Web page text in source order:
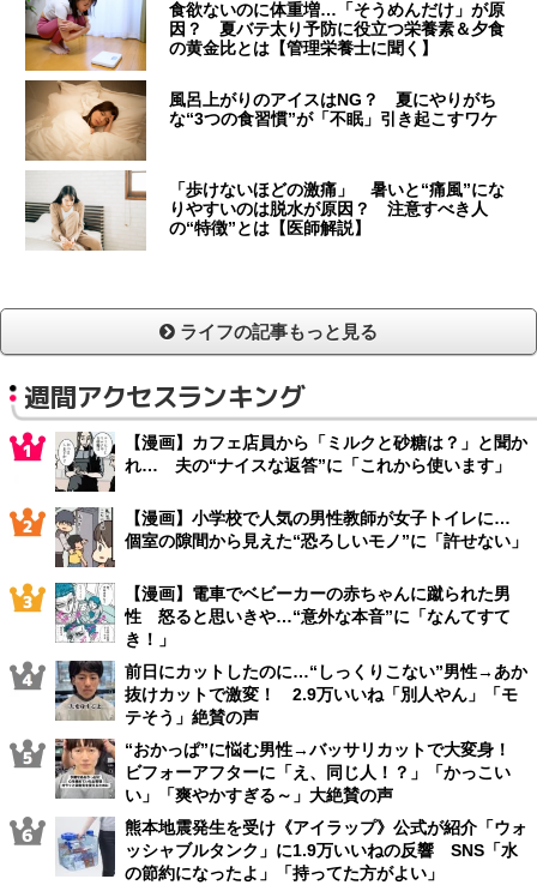
食欲ないのに体重増…「そうめんだけ」が原
因？ 夏バテ太り予防に役立つ栄養素＆夕食
の黄金比とは【管理栄養士に聞く】
風呂上がりのアイスはNG？ 夏にやりがち
な“3つの食習慣”が「不眠」引き起こすワケ
「歩けないほどの激痛」 暑いと“痛風”にな
りやすいのは脱水が原因？ 注意すべき人
の“特徴”とは【医師解説】
ライフの記事もっと見る
週間アクセスランキング
【漫画】カフェ店員から「ミルクと砂糖は？」と聞か
れ… 夫の“ナイスな返答”に「これから使います」
【漫画】小学校で人気の男性教師が女子トイレに…
個室の隙間から見えた“恐ろしいモノ”に「許せない」
【漫画】電車でベビーカーの赤ちゃんに蹴られた男
性 怒ると思いきや…“意外な本音”に「なんてすて
き！」
前日にカットしたのに…“しっくりこない”男性→あか
抜けカットで激変！ 2.9万いいね「別人やん」「モ
テそう」絶賛の声
“おかっぱ”に悩む男性→バッサリカットで大変身！
ビフォーアフターに「え、同じ人！？」「かっこい
い」「爽やかすぎる～」大絶賛の声
熊本地震発生を受け《アイラップ》公式が紹介「ウォ
ッシャブルタンク」に1.9万いいねの反響 SNS「水
の節約になったよ」「持ってた方がよい」